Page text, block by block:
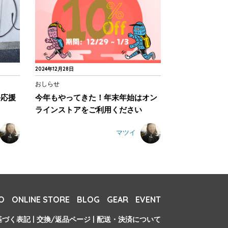
援
2024年12月28日
おしらせ
今年もやってきた！年末年始はオン
ラインストアをご利用ください
マツイ
ONLINE STORE BLOG GEAR EVENT
づく表記| 交換/返品ページ | 配送・決済について